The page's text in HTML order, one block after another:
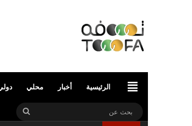
الرئيسيةالرئيسية أخبار محلي
بحث